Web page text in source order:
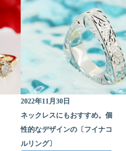
2022年11月30日
ネックレスにもおすすめ。個
性的なデザインの〔フイナコ
ルリング〕